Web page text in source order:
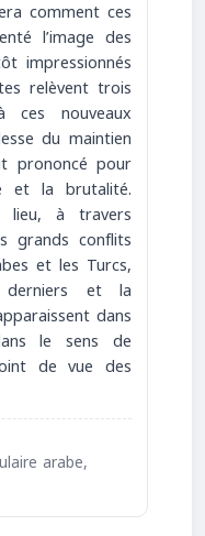
comment ces
l’image des
impressionnés
relèvent trois
ces nouveaux
du maintien
prononcé pour
et la brutalité.
lieu, à travers
grands conflits
et les Turcs,
et la
dans
le sens de
de vue des
arabe,